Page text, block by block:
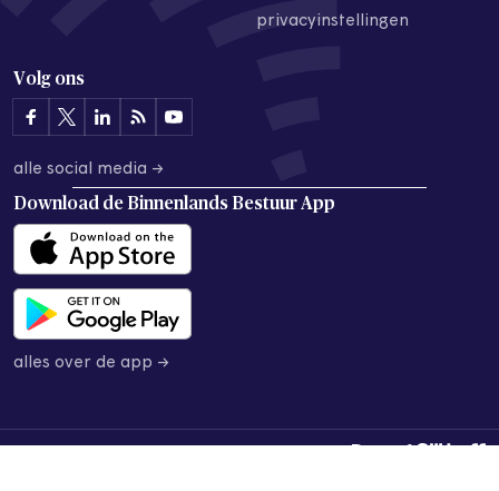
privacyinstellingen
Volg ons
alle social media →
Download de Binnenlands Bestuur App
alles over de app →